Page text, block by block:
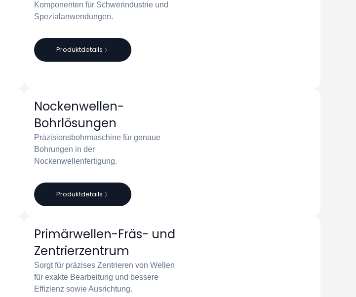
Komponenten für Schwerindustrie und
Spezialanwendungen.
Produktdetails
Nockenwellen-
Bohrlösungen
Präzisionsbohrmaschine für genaue
Bohrungen in der
Nockenwellenfertigung.
Produktdetails
Primärwellen-Fräs- und
Zentrierzentrum
Sorgt für präzises Zentrieren von Wellen
für exakte Bearbeitung und bessere
Effizienz sowie Ausrichtung.